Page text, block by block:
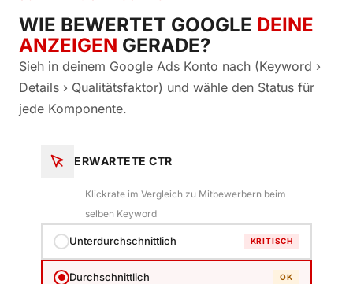
WIE BEWERTET GOOGLE DEINE
ANZEIGEN GERADE?
Sieh in deinem Google Ads Konto nach (Keyword ›
Details › Qualitätsfaktor) und wähle den Status für
jede Komponente.
ERWARTETE CTR
Klickrate im Vergleich zu Mitbewerbern beim
selben Keyword
Unterdurchschnittlich KRITISCH
Durchschnittlich OK